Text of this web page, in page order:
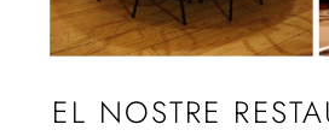
EL NOSTRE